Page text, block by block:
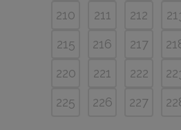
210
211 212
215
216 217
220
221 222
225
226 227